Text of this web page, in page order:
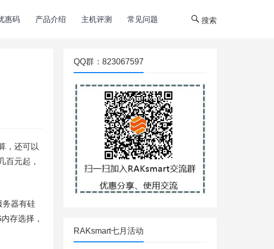
惠码 产品介绍 主机评测 常见问题 搜索
，还可以
百元起，
务器有硅
存选择，
QQ群：823067597
RAKsmart七月活动